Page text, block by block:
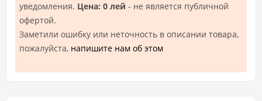
уведомления. Цена: 0 лей - не является публичной
офертой.
Заметили ошибку или неточность в описании товара,
пожалуйста, напишите нам об этом